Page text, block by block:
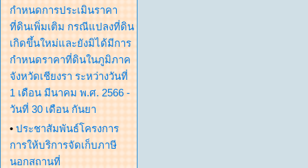
กำหนดการประเมินราคา
ที่ดินเพิ่มเติม กรณีแปลงที่ดิน
เกิดขึ้นใหม่และยังมิได้มีการ
กำหนดราคาที่ดินในภูมิภาค
จังหวัดเชียงรา ระหว่างวันที่
1 เดือน มีนาคม พ.ศ. 2566 -
วันที่ 30 เดือน กันยา
• ประชาสัมพันธ์โครงการ
การให้บริการจัดเก็บภาษี
นอกสถานที่